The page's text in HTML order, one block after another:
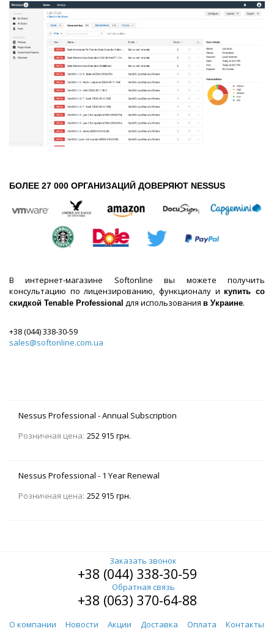
БОЛЕЕ 27 000 ОРГАНИЗАЦИЙ ДОВЕРЯЮТ NESSUS
В интернет-магазине Softonline вы можете получить
консультацию по лицензированию, функционалу икупить со
скидкой Tenable Professional для использования в Украине.
+38 (044) 338-30-59
sales@softonline.com.ua
Nessus Professional - Annual Subscription
Розничная цена: 252 915 грн.
Nessus Professional - 1 Year Renewal
Розничная цена: 252 915 грн.
Заказать звонок
+38 (044) 338-30-59
Обратная связь
+38 (063) 370-64-88
О компании Новости Акции Доставка Оплата Контакты